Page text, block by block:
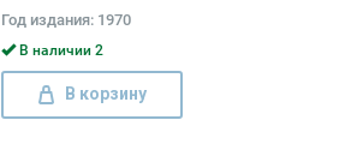
Год издания: 1970
В наличии 2
В корзину